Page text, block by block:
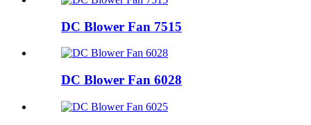
DC Blower Fan 7515
DC Blower Fan 6028